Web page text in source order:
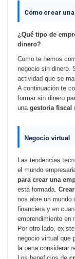
Cómo crear
¿Qué tipo de
dinero?
Como te hemos
negocio sin dinero.
actividad que se
A continuación te
formar sin dinero
una gestoria fiscal
Negocio virtual
Las tendencias
el mundo
para crear una
está formada.
nos abre un mundo
financiera y en
emprendimiento en
Por otro lado,
negocio virtual que
la pena considerar
Los beneficios de